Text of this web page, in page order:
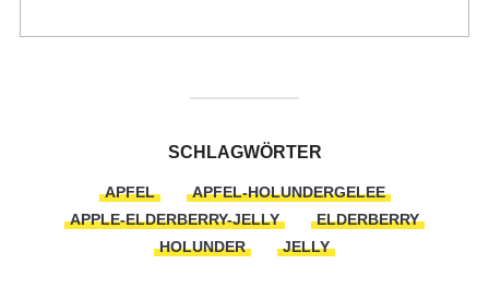
SCHLAGWÖRTER
APFEL
APFEL-HOLUNDERGELEE
APPLE-ELDERBERRY-JELLY
ELDERBERRY
HOLUNDER
JELLY